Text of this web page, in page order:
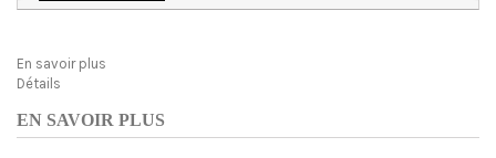
En savoir plus
Détails
EN SAVOIR PLUS